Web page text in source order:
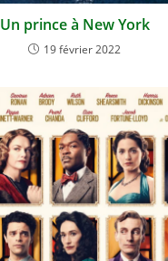
Un prince à New York
19 février 2022